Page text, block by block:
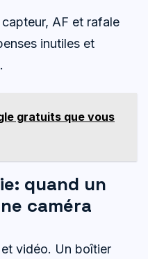
AF et rafale
inutiles et
gratuits que vous
quand un
caméra
vidéo. Un boîtier